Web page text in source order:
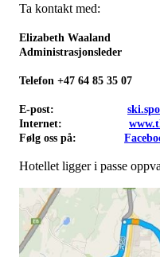
Ta kontakt med:
Elizabeth Waaland
Administrasjonsleder
Telefon +47 64 85 35 07
E-post:
Internet:
Følg oss på:
Hotellet ligger i passe